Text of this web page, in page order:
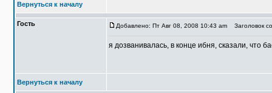
Вернуться к началу
Гость Добавлено: Пт Авг 08, 2008 10:43 am Заголовок
я дозванивалась, в конце ибня, сказали, что
Вернуться к началу